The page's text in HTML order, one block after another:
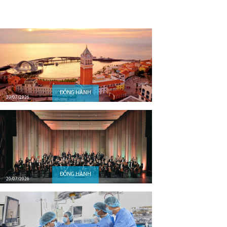
23/07/2026
ĐỒNG HÀNH
20/07/2026
ĐỒNG HÀNH